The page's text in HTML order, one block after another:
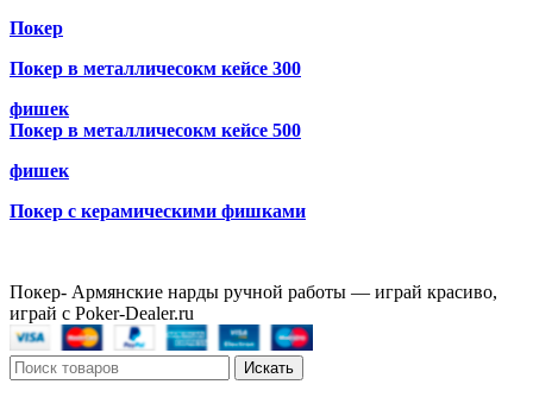
Покер
Покер в металличесокм кейсе 300
фишек
Покер в металличесокм кейсе 500
фишек
Покер с керамическими фишками
Покер- Армянские нарды ручной работы — играй красиво,
играй с Poker-Dealer.ru
Искать